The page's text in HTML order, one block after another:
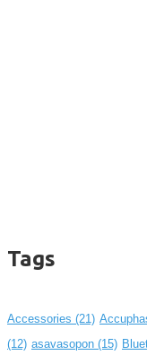
Tags
Accessories (21)
(12) asavasopon (15)